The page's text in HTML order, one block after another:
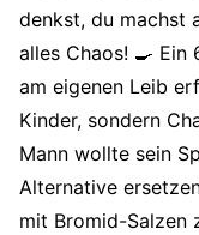
denkst, du machst
alles Chaos! 🍳
am eigenen Leib
Kinder, sondern
Mann wollte sein
Alternative
mit Bromid-Salzen